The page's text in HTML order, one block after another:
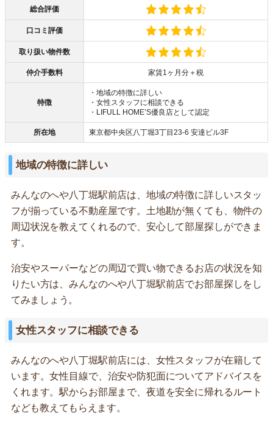
総合評価
口コミ評価
取り扱い物件数
仲介手数料 家賃1ヶ月分＋税
特徴
・地域の特徴に詳しい
・女性スタッフに相談できる
・LIFULL HOME’S優良店として認定
所在地 東京都中央区八丁堀3丁目23-6 安達ビル3F
地域の特徴に詳しい
みんなのへや八丁堀駅前店は、地域の特徴に詳しいスタッ
フが揃っている不動産屋です。土地勘が無くても、物件の
周辺状況を教えてくれるので、安心して部屋探しができま
す。
治安やスーパーなどの周辺で買い物できるお店の状況を知
りたい方は、みんなのへや八丁堀駅前店でお部屋探しをし
てみましょう。
女性スタッフに相談できる
みんなのへや八丁堀駅前店には、女性スタッフが在籍して
います。女性目線で、治安や防犯面についてアドバイスを
くれます。駅からお部屋まで、夜道を安全に帰れるルート
なども教えてもらえます。